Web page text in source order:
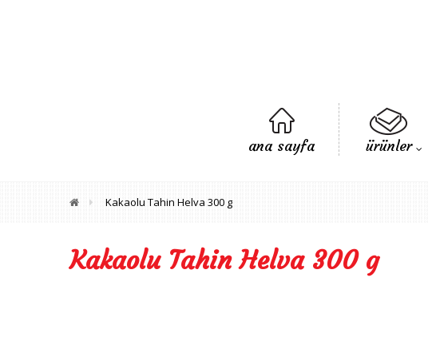
ana sayfa ürünler
Kakaolu Tahin Helva 300 g
Kakaolu Tahin Helva 300 g